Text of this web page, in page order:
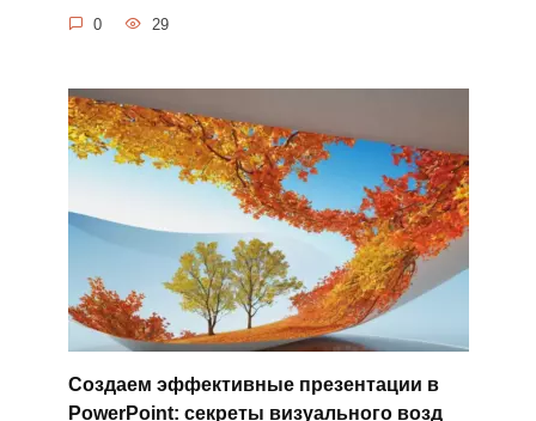
0 29
Создаем эффективные презентации в
PowerPoint: секреты визуального возд